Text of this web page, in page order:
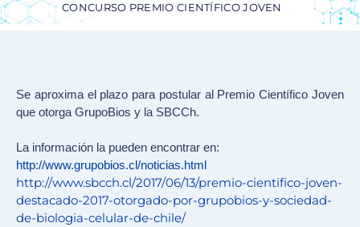
CONCURSO PREMIO CIENTÍFICO JOVEN
Se aproxima el plazo para postular al Premio Científico Joven
que otorga GrupoBios y la SBCCh.
La información la pueden encontrar en:
http://www.grupobios.cl/noticias.html
http://www.sbcch.cl/2017/06/13/premio-cientifico-joven-
destacado-2017-otorgado-por-grupobios-y-sociedad-
de-biologia-celular-de-chile/